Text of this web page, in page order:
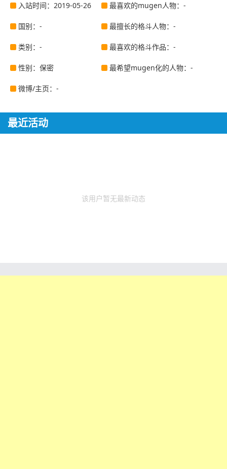
入站时间：2019-05-26
国别：-
类别：-
性别：保密
微博/主页：-
最喜欢的mugen人物：-
最擅长的格斗人物：-
最喜欢的格斗作品：-
最希望mugen化的人物：-
最近活动
该用户暂无最新动态